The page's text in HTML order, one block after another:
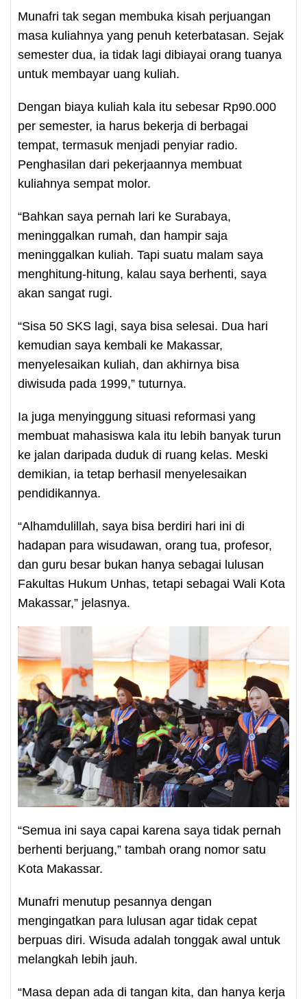
Munafri tak segan membuka kisah perjuangan
masa kuliahnya yang penuh keterbatasan. Sejak
semester dua, ia tidak lagi dibiayai orang tuanya
untuk membayar uang kuliah.
Dengan biaya kuliah kala itu sebesar Rp90.000
per semester, ia harus bekerja di berbagai
tempat, termasuk menjadi penyiar radio.
Penghasilan dari pekerjaannya membuat
kuliahnya sempat molor.
“Bahkan saya pernah lari ke Surabaya,
meninggalkan rumah, dan hampir saja
meninggalkan kuliah. Tapi suatu malam saya
menghitung-hitung, kalau saya berhenti, saya
akan sangat rugi.
“Sisa 50 SKS lagi, saya bisa selesai. Dua hari
kemudian saya kembali ke Makassar,
menyelesaikan kuliah, dan akhirnya bisa
diwisuda pada 1999,” tuturnya.
Ia juga menyinggung situasi reformasi yang
membuat mahasiswa kala itu lebih banyak turun
ke jalan daripada duduk di ruang kelas. Meski
demikian, ia tetap berhasil menyelesaikan
pendidikannya.
“Alhamdulillah, saya bisa berdiri hari ini di
hadapan para wisudawan, orang tua, profesor,
dan guru besar bukan hanya sebagai lulusan
Fakultas Hukum Unhas, tetapi sebagai Wali Kota
Makassar,” jelasnya.
“Semua ini saya capai karena saya tidak pernah
berhenti berjuang,” tambah orang nomor satu
Kota Makassar.
Munafri menutup pesannya dengan
mengingatkan para lulusan agar tidak cepat
berpuas diri. Wisuda adalah tonggak awal untuk
melangkah lebih jauh.
“Masa depan ada di tangan kita, dan hanya kerja